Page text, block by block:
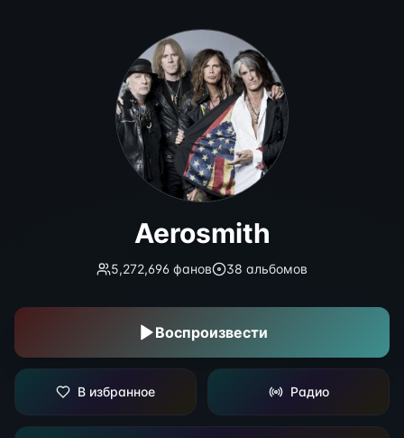
Aerosmith
5,272,696 фанов 38 альбомов
Воспроизвести
В избранное Радио